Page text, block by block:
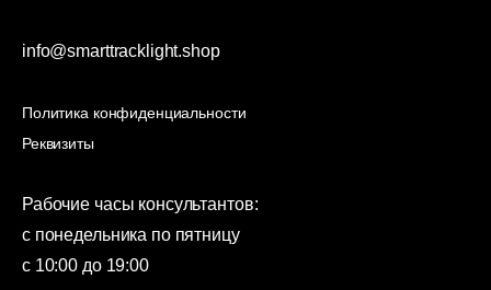
info@smarttracklight.shop
Политика конфиденциальности
Реквизиты
Рабочие часы консультантов:
с понедельника по пятницу
с 10:00 до 19:00